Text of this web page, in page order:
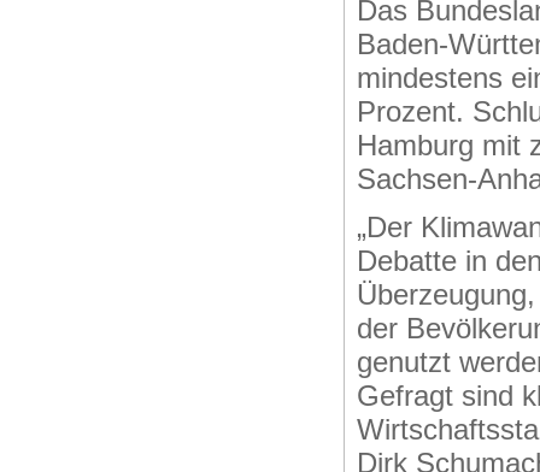
Das
Baden-
mindestens
Prozent.
Hamburg mit
Sachsen-
„Der
Debatte in
der
genutzt
Gefragt sind
Dirk